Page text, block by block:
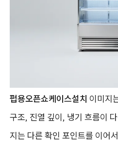
펍용오픈쇼케이스설치 이미지
구조, 진열 깊이, 냉기 흐름이
지는 다른 확인 포인트를 이어